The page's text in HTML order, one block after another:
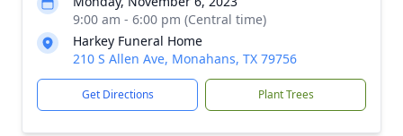
9:00 am - 6:00 pm (Central time)
Harkey Funeral Home
210 S Allen Ave, Monahans, TX 79756
Get Directions Plant Trees